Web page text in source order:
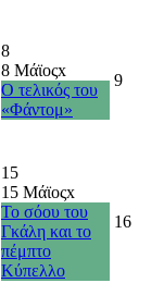
8
8 Μάϊοςx
Ο τελικός του
«Φάντομ»
9
15
15 Μάϊοςx
Το σόου του
Γκάλη και το
πέμπτο
Κύπελλο
16